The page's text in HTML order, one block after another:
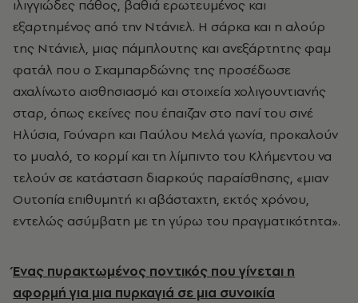
ιλιγγιώδες πάθος, βαθιά ερωτευμένος και
εξαρτημένος από την Ντάνιελ. Η σάρκα και η αλούρ
της Ντάνιελ, μιας πάμπλουτης και ανεξάρτητης φαμ
φατάλ που ο Σκαμπαρδώνης της προσέδωσε
αχαλίνωτο αισθησιασμό και στοιχεία χολιγουντιανής
σταρ, όπως εκείνες που έπαιζαν στο πανί του σινέ
Ηλύσια, Γούναρη και Παύλου Μελά γωνία, προκαλούν
το μυαλό, το κορμί και τη λίμπιντο του Κλήμεντου να
τελούν σε κατάσταση διαρκούς παραίσθησης, «μιαν
Ουτοπία επιθυμητή κι αβάσταχτη, εκτός χρόνου,
εντελώς ασύμβατη με τη γύρω του πραγματικότητα».
Ένας πυρακτωμένος ποντικός που γίνεται η
αφορμή για μια πυρκαγιά σε μια συνοικία